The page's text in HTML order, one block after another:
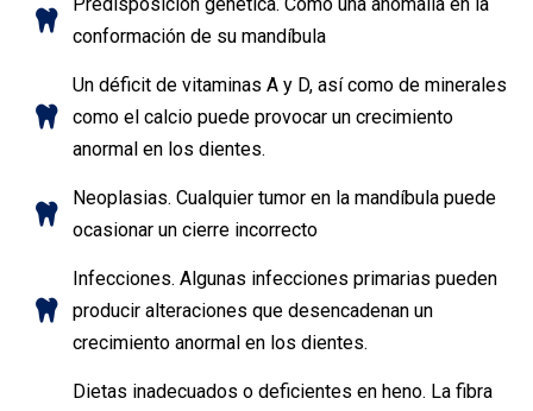
conformación de su mandíbula
Un déficit de vitaminas A y D, así como de minerales
como el calcio puede provocar un crecimiento
anormal en los dientes.
Neoplasias. Cualquier tumor en la mandíbula puede
ocasionar un cierre incorrecto
Infecciones. Algunas infecciones primarias pueden
producir alteraciones que desencadenan un
crecimiento anormal en los dientes.
Dietas inadecuados o deficientes en heno. La fibra